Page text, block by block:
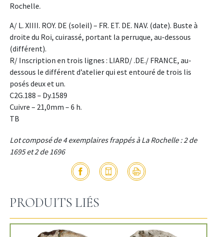
Rochelle.
A/ L. XIIII. ROY. DE (soleil) – FR. ET. DE. NAV. (date). Buste à
droite du Roi, cuirassé, portant la perruque, au-dessous
(différent).
R/ Inscription en trois lignes : LIARD/ .DE./ FRANCE, au-
dessous le différent d’atelier qui est entouré de trois lis
posés deux et un.
C2G.188 – Dy.1589
Cuivre – 21,0mm – 6 h.
TB
Lot composé de 4 exemplaires frappés à La Rochelle : 2 de
1695 et 2 de 1696
PRODUITS LIÉS